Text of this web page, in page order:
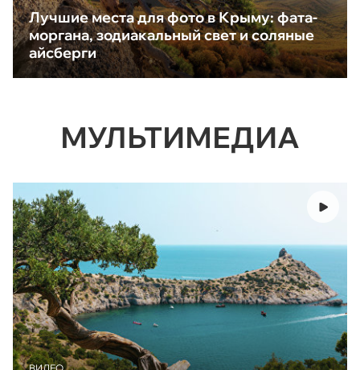
Лучшие места для фото в Крыму: фата-
моргана, зодиакальный свет и соляные
айсберги
МУЛЬТИМЕДИА